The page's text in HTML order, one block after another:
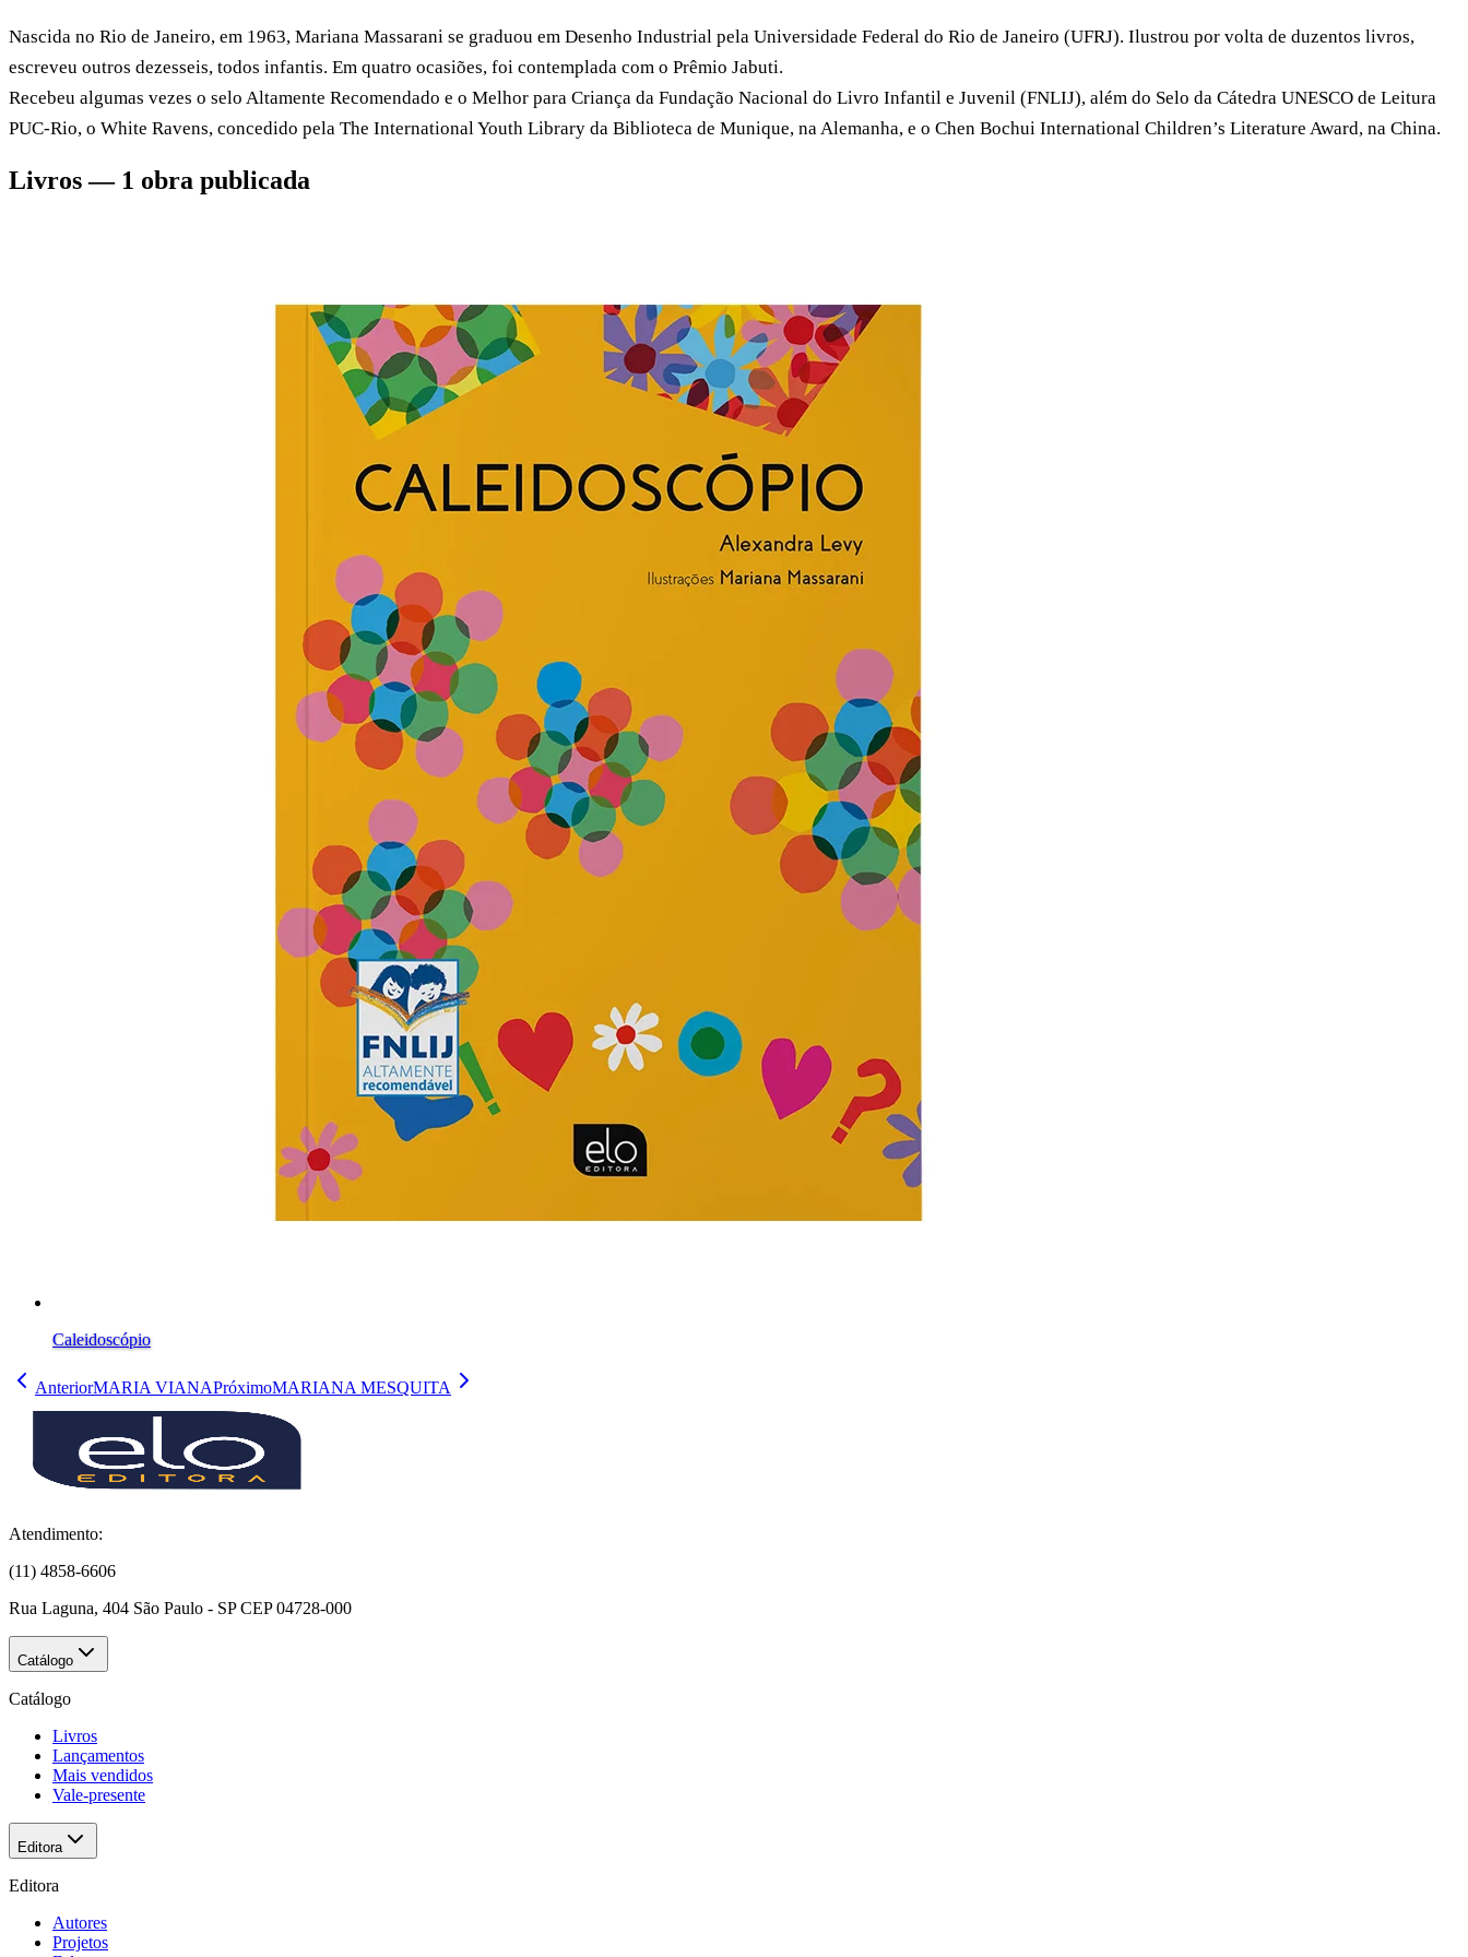
Nascida no Rio de Janeiro, em 1963, Mariana Massarani se graduou em Desenho Industrial pela Universidade Federal do Rio de Janeiro (UFRJ). Ilustrou por volta de duzentos livros,
escreveu outros dezesseis, todos infantis. Em quatro ocasiões, foi contemplada com o Prêmio Jabuti.
Recebeu algumas vezes o selo Altamente Recomendado e o Melhor para Criança da Fundação Nacional do Livro Infantil e Juvenil (FNLIJ), além do Selo da Cátedra UNESCO de Leitura
PUC-Rio, o White Ravens, concedido pela The International Youth Library da Biblioteca de Munique, na Alemanha, e o Chen Bochui International Children’s Literature Award, na China.
Livros — 1 obra publicada
Caleidoscópio
AnteriorMARIA VIANAPróximoMARIANA MESQUITA
Atendimento:
(11) 4858-6606
Rua Laguna, 404 São Paulo - SP CEP 04728-000
Catálogo
Catálogo
Livros
Lançamentos
Mais vendidos
Vale-presente
Editora
Editora
Autores
Projetos